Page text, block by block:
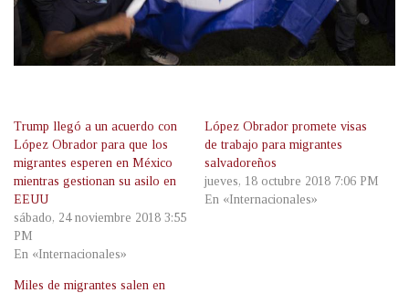
Trump llegó a un acuerdo con
López Obrador para que los
migrantes esperen en México
mientras gestionan su asilo en
EEUU
sábado, 24 noviembre 2018 3:55
PM
En «Internacionales»
López Obrador promete visas
de trabajo para migrantes
salvadoreños
jueves, 18 octubre 2018 7:06 PM
En «Internacionales»
Miles de migrantes salen en